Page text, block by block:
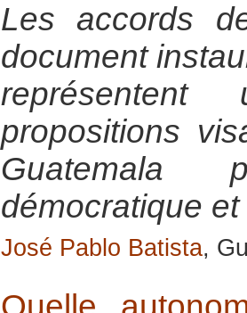
Les accords
document
propositions
démocratique
José Pablo Batista,